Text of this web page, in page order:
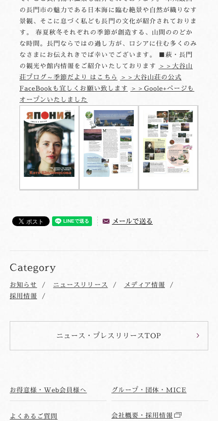
の長門市の魅力である日本海に臨む絶景や自然が織りなす
景観、そこに息づく私ども長門の文化が紹介されておりま
す。 春夏秋冬それぞれの季節が創造する、山間ののどか
な時間。長門ならではの過し方が、ロシアに住む多くのみ
なさまにお伝えれきでば幸いでございます。 ■萩・長門
の観光や館内情報をご紹介いたしております ＞＞大谷山
荘ブログ～季節だより はこちら
＞＞大谷山荘の公式
FaceBookも宜しくお願い致します ＞＞Goole+ページも
オープンいたしました
メールで送る
Category
お知らせ ニュースリリース
メディア情報
採用情報
ニュース・プレスリリースTOP
お得意様・Web会員様へ グループ・団体・MICE
よくあるご質問 会社概要・採用情報